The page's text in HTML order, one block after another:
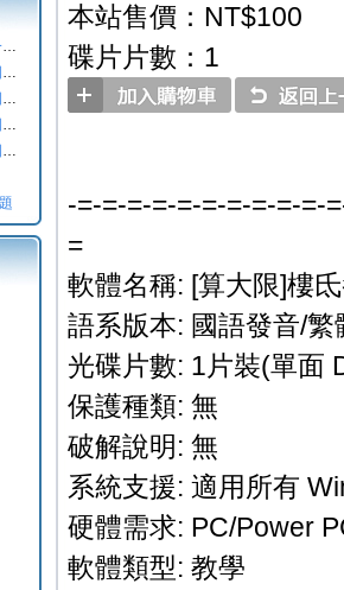
反詐騙人人有責 下單前一定要注意
[新品上架]114年下學期國小國中高中命題光碟,校用卷,習作
[新品上架]114年上學期國小國中高中命題光碟,校用卷,習作
[新品上架]113年下學期國小國中高中命題光碟,校用卷,習作
[新品上架]113年上學期國小國中高中命題光碟,校用卷,習作
本站售價：NT$100
碟片片數：1
-=-=-=-=-=-=-=-=-=-=-
=
軟體名稱: [算大限]樓
語系版本: 國語發音/
光碟片數: 1片裝(單面
保護種類: 無
破解說明: 無
系統支援: 適用所有
硬體需求: PC/Power
軟體類型: 教學